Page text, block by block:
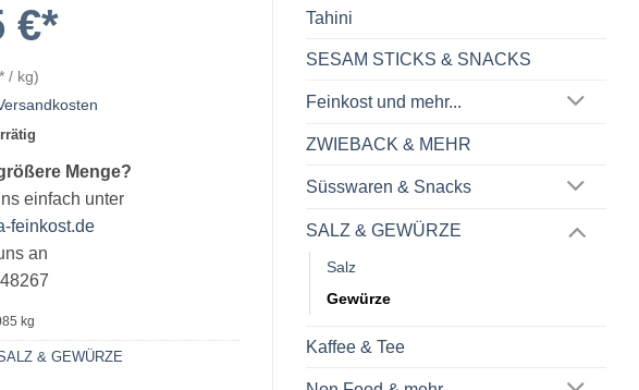
Tahini
SESAM STICKS & SNACKS
Feinkost und mehr...
ZWIEBACK & MEHR
Süsswaren & Snacks
SALZ & GEWÜRZE
Salz
Gewürze
Kaffee & Tee
€
/ kg)
Menge?
einfach unter
feinkost.de
an
kg
& GEWÜRZE